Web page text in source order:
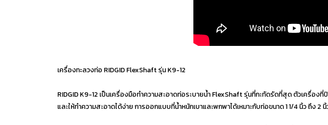
เครื่องทะลวงท่อ RIDGID FlexShaft รุ่น K9-12
RIDGID K9-12 เป็นเครื่องมือทำความสะอาดท่อระบายน้ำ FlexShaft รุ่นที่กะทัดรัดที่สุด ตัวเครื่
และให้ทำความสะอาดได้ง่าย การออกแบบที่น้ำหนักเบาและพกพาได้เหมาะกับท่อขนาด 1 1/4 นิ้ว ถึง 2